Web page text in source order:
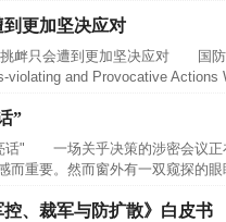
更加坚决应对
衅只会遭到更加坚决应对 国防
and Provocative Actions
”
" 一场关乎决策的涉密会议正
而重要。然而窗外有一双窥探的
、裁军与防扩散》白皮书